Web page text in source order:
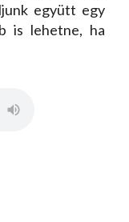
együtt egy
is lehetne, ha